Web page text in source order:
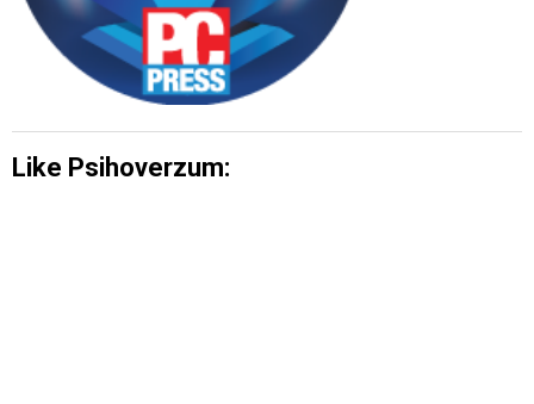
Like Psihoverzum: